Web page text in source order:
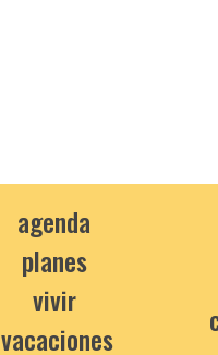
agenda
planes
vivir
vacaciones